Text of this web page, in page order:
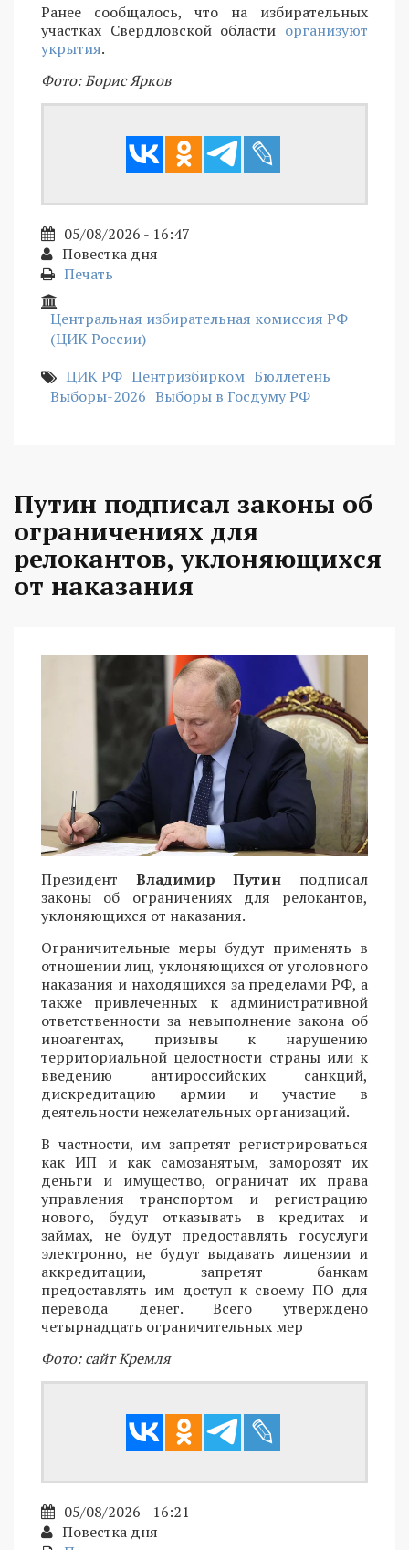
Ранее сообщалось, что на избирательных
участках Свердловской области организуют
укрытия.
Фото: Борис Ярков
05/08/2026 - 16:47
Повестка дня
Печать
Центральная избирательная комиссия РФ
(ЦИК России)
ЦИК РФ Центризбирком Бюллетень
Выборы-2026 Выборы в Госдуму РФ
Путин подписал законы об
ограничениях для
релокантов, уклоняющихся
от наказания
Президент Владимир Путин подписал
законы об ограничениях для релокантов,
уклоняющихся от наказания.
Ограничительные меры будут применять в
отношении лиц, уклоняющихся от уголовного
наказания и находящихся за пределами РФ, а
также привлеченных к административной
ответственности за невыполнение закона об
иноагентах, призывы к нарушению
территориальной целостности страны или к
введению антироссийских санкций,
дискредитацию армии и участие в
деятельности нежелательных организаций.
В частности, им запретят регистрироваться
как ИП и как самозанятым, заморозят их
деньги и имущество, ограничат их права
управления транспортом и регистрацию
нового, будут отказывать в кредитах и
займах, не будут предоставлять госуслуги
электронно, не будут выдавать лицензии и
аккредитации, запретят банкам
предоставлять им доступ к своему ПО для
перевода денег. Всего утверждено
четырнадцать ограничительных мер
Фото: сайт Кремля
05/08/2026 - 16:21
Повестка дня